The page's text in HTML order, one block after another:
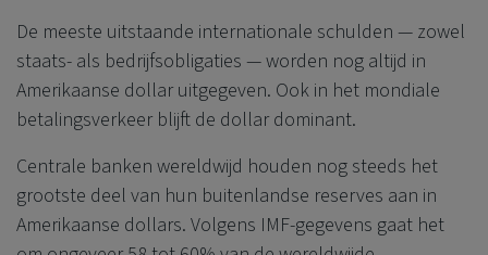
De meeste uitstaande internationale schulden — zowel
staats- als bedrijfsobligaties — worden nog altijd in
Amerikaanse dollar uitgegeven. Ook in het mondiale
betalingsverkeer blijft de dollar dominant.
Centrale banken wereldwijd houden nog steeds het
grootste deel van hun buitenlandse reserves aan in
Amerikaanse dollars. Volgens IMF-gegevens gaat het